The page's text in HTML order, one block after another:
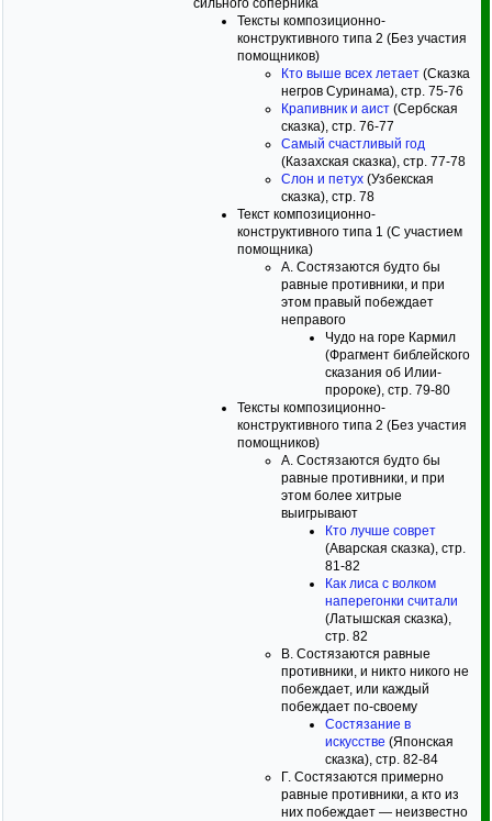
сильного соперника
Тексты композиционно-
конструктивного типа 2 (Без участия
помощников)
Кто выше всех летает (Сказка
негров Суринама), стр. 75-76
Крапивник и аист (Сербская
сказка), стр. 76-77
Самый счастливый год
(Казахская сказка), стр. 77-78
Слон и петух (Узбекская
сказка), стр. 78
Текст композиционно-
конструктивного типа 1 (С участием
помощника)
А. Состязаются будто бы
равные противники, и при
этом правый побеждает
неправого
Чудо на горе Кармил
(Фрагмент библейского
сказания об Илии-
пророке), стр. 79-80
Тексты композиционно-
конструктивного типа 2 (Без участия
помощников)
А. Состязаются будто бы
равные противники, и при
этом более хитрые
выигрывают
Кто лучше соврет
(Аварская сказка), стр.
81-82
Как лиса с волком
наперегонки считали
(Латышская сказка),
стр. 82
В. Состязаются равные
противники, и никто никого не
побеждает, или каждый
побеждает по-своему
Состязание в
искусстве (Японская
сказка), стр. 82-84
Г. Состязаются примерно
равные противники, а кто из
них побеждает — неизвестно